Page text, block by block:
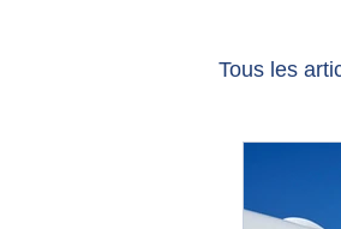
Tous les